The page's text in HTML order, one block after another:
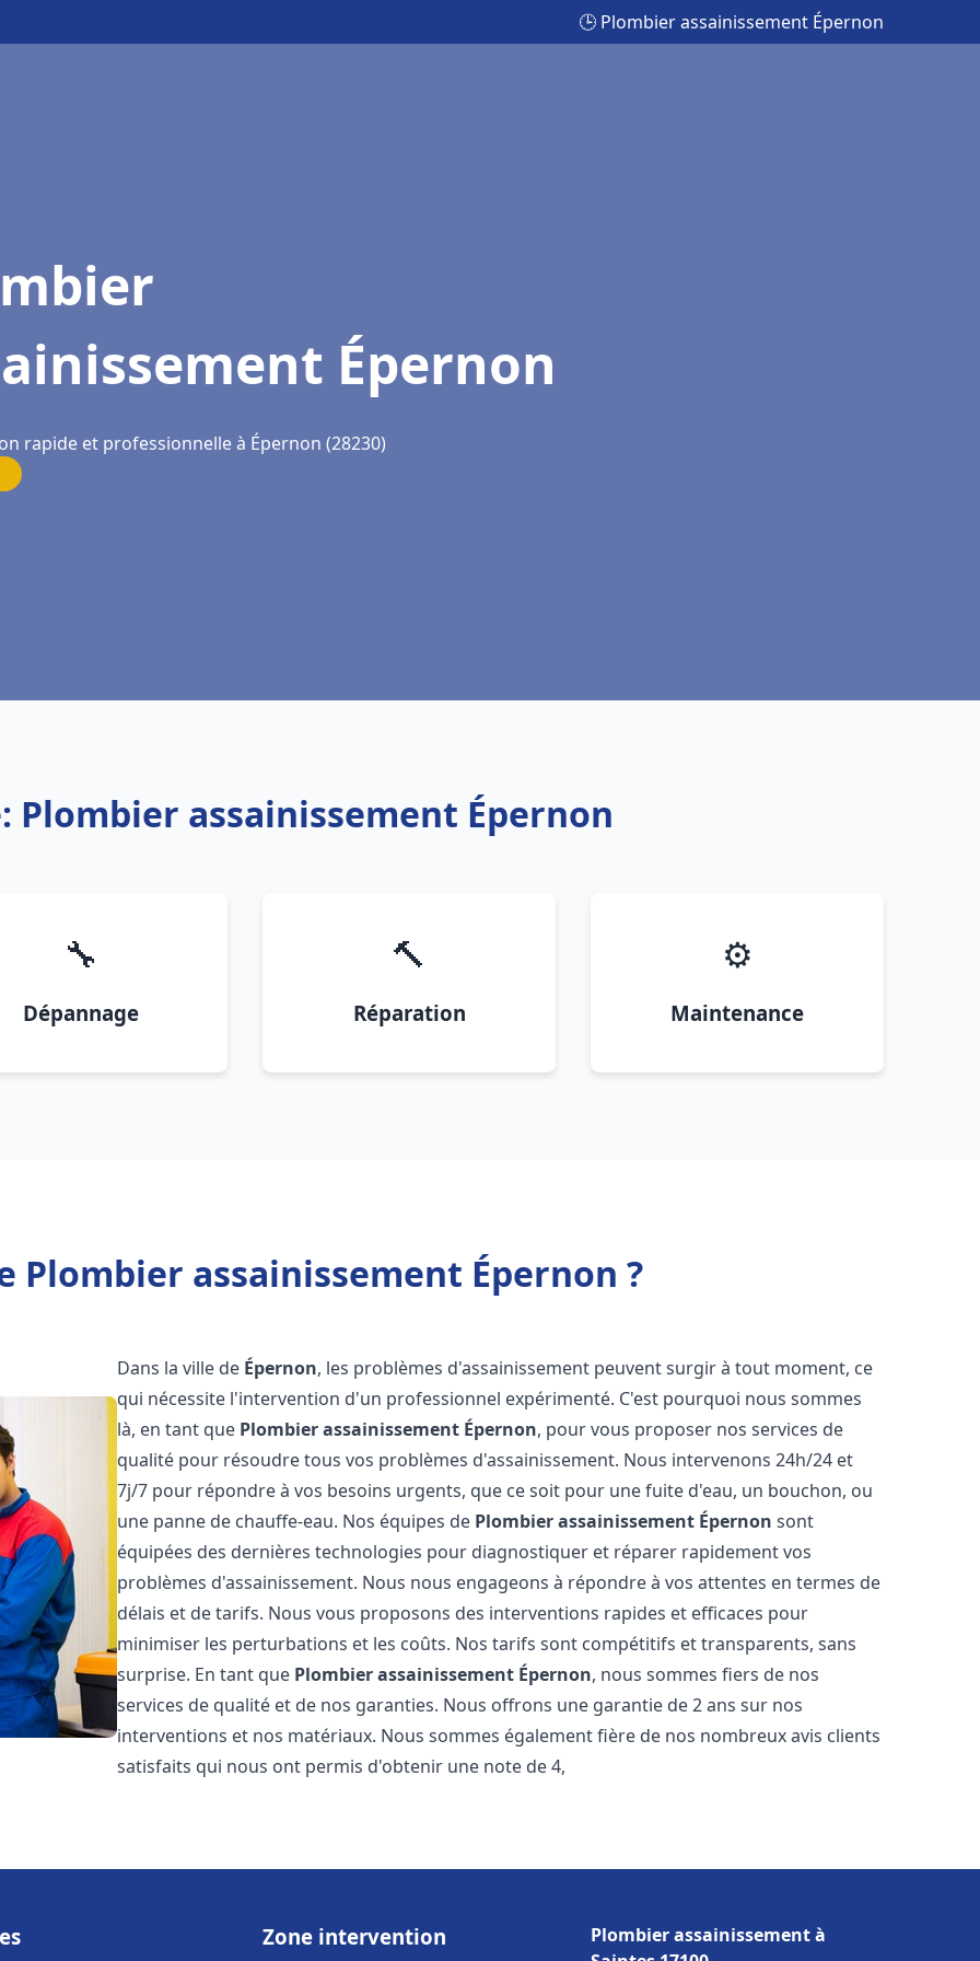
🕒 Plombier assainissement Épernon
Épernon
rapide et professionnelle à Épernon (28230)
Plombier assainissement Épernon
🔧
Dépannage
🔨
Réparation
⚙️
Maintenance
Plombier assainissement Épernon ?
Dans la ville de Épernon, les problèmes d'assainissement peuvent surgir à tout moment, ce
qui nécessite l'intervention d'un professionnel expérimenté. C'est pourquoi nous sommes
là, en tant que Plombier assainissement Épernon, pour vous proposer nos services de
qualité pour résoudre tous vos problèmes d'assainissement. Nous intervenons 24h/24 et
7j/7 pour répondre à vos besoins urgents, que ce soit pour une fuite d'eau, un bouchon, ou
une panne de chauffe-eau. Nos équipes de Plombier assainissement Épernon sont
équipées des dernières technologies pour diagnostiquer et réparer rapidement vos
problèmes d'assainissement. Nous nous engageons à répondre à vos attentes en termes de
délais et de tarifs. Nous vous proposons des interventions rapides et efficaces pour
minimiser les perturbations et les coûts. Nos tarifs sont compétitifs et transparents, sans
surprise. En tant que Plombier assainissement Épernon, nous sommes fiers de nos
services de qualité et de nos garanties. Nous offrons une garantie de 2 ans sur nos
interventions et nos matériaux. Nous sommes également fière de nos nombreux avis clients
satisfaits qui nous ont permis d'obtenir une note de 4,
Zone intervention
Plombier assainissement à